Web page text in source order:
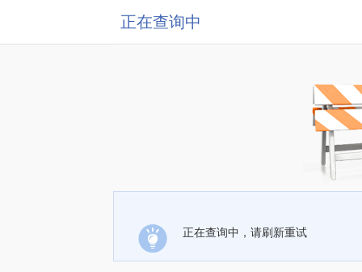
正在查询中
正在查询中，请刷新重试